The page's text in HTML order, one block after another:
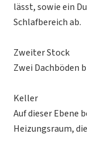
lässt, sowie ein
Schlafbereich ab.
Zweiter Stock
Zwei Dachböden
Keller
Auf dieser Ebene
Heizungsraum,